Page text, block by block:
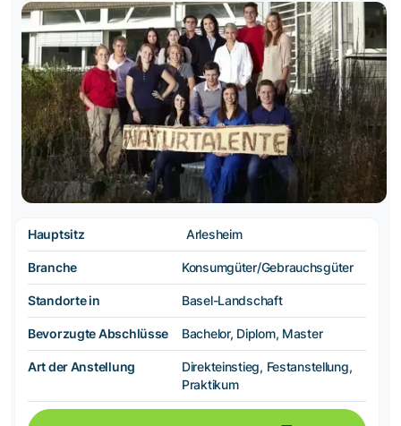
Hauptsitz Arlesheim
Branche Konsumgüter/Gebrauchsgüter
Standorte in Basel-Landschaft
Bevorzugte Abschlüsse Bachelor, Diplom, Master
Art der Anstellung
Direkteinstieg, Festanstellung,
Praktikum